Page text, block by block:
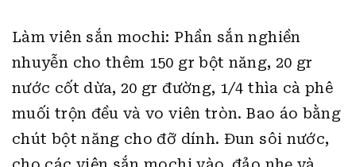
Làm viên sắn mochi: Phần sắn nghiền
nhuyễn cho thêm 150 gr bột năng, 20 gr
nước cốt dừa, 20 gr đường, 1/4 thìa cà phê
muối trộn đều và vo viên tròn. Bao áo bằng
chút bột năng cho đỡ dính. Đun sôi nước,